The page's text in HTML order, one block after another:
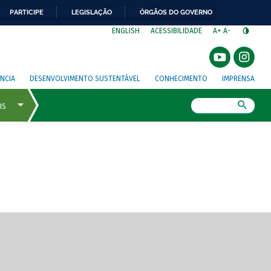
PARTICIPE LEGISLAÇÃO ÓRGÃOS DO GOVERNO
ENGLISH ACESSIBILIDADE A+ A-
DESENVOLVIMENTO SUSTENTÁVEL CONHECIMENTO IMPRENSA
de tela